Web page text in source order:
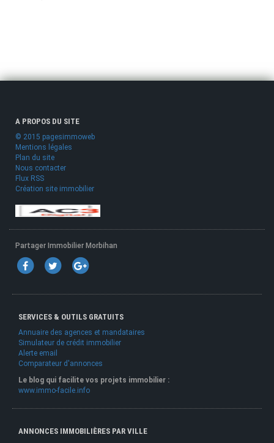
A PROPOS DU SITE
© 2015 pagesimmoweb
Mentions légales
Plan du site
Nous contacter
Flux RSS
Création site immobilier
Partager Immobilier Morbihan
SERVICES & OUTILS GRATUITS
Annuaire des agences et mandataires
Simulateur de crédit immobilier
Alerte email
Comparateur d'annonces
Le blog qui facilite vos projets immobilier :
www.immo-facile.info
ANNONCES IMMOBILIÈRES PAR VILLE